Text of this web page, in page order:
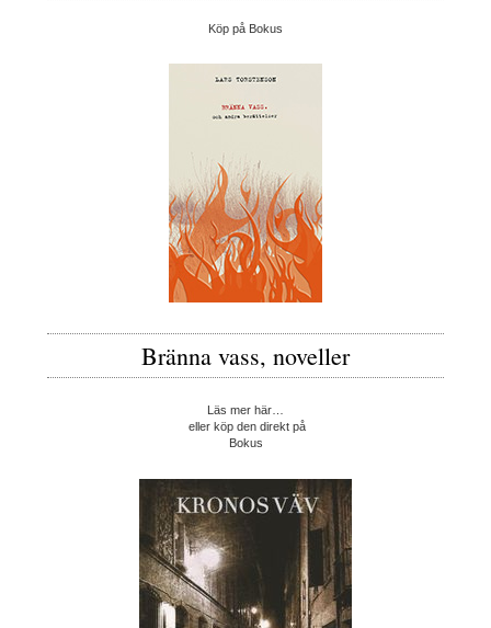
Köp på Bokus
Bränna vass, noveller
Läs mer här…
eller köp den direkt på
Bokus